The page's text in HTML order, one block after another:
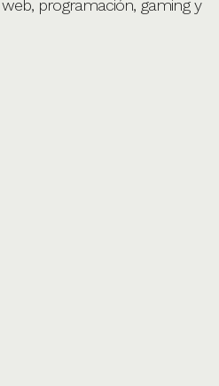
programación, gaming y